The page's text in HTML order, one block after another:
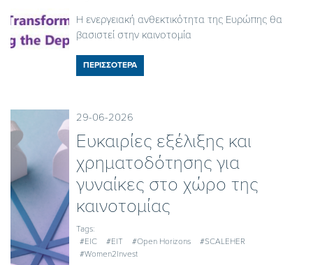
Η ενεργειακή ανθεκτικότητα της Ευρώπης θα
βασιστεί στην καινοτομία
ΠΕΡΙΣΣΟΤΕΡΑ
29-06-2026
Ευκαιρίες εξέλιξης και
χρηματοδότησης για
γυναίκες στο χώρο της
καινοτομίας
Tags:
#EIC
#EIT #Open Horizons
#SCALEHER
#Women2Invest